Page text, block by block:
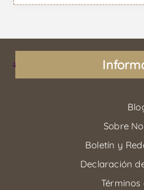
Sobre
Boletín y
Declaración
Términos